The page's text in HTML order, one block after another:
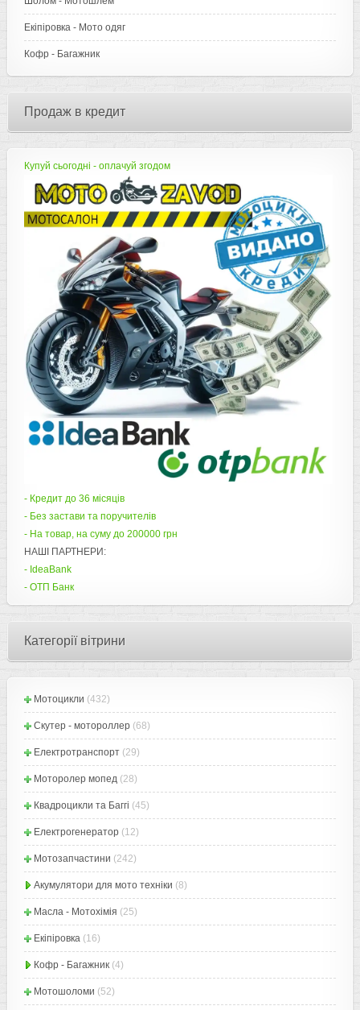
Екіпіровка - Мото одяг
Кофр - Багажник
Продаж в кредит
Купуй сьогодні - оплачуй згодом
- Кредит до 36 місяців
- Без застави та поручителів
- На товар, на суму до 200000 грн
НАШІ ПАРТНЕРИ:
- IdeaBank
- ОТП Банк
Категорії вітрини
Мотоцикли (432)
Скутер - мотороллер (68)
Електротранспорт (29)
Моторолер мопед (28)
Квадроцикли та Баггі (45)
Електрогенератор (12)
Мотозапчастини (242)
Акумулятори для мото техніки (8)
Масла - Мотохімія (25)
Екіпіровка (16)
Кофр - Багажник (4)
Мотошоломи (52)